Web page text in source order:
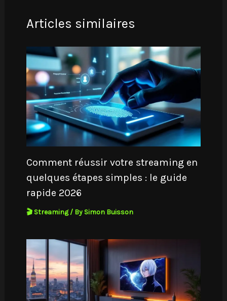
Articles similaires
Comment réussir votre streaming en
quelques étapes simples : le guide
rapide 2026
🎬 Streaming/ By Simon Buisson